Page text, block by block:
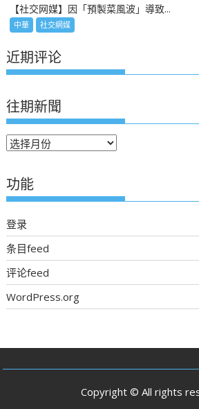
【社交网媒】因「預製菜風波」導致...
中華 社交網媒
近期评论
往期新聞
往
新
聞
功能
登录
条目feed
评论feed
WordPress.org
Copyright © All rights